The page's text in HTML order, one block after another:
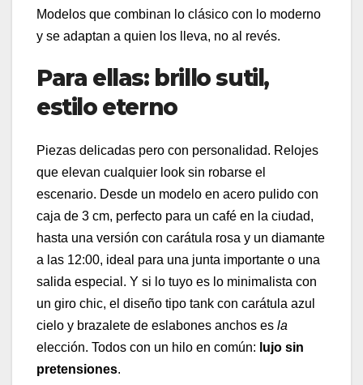
Modelos que combinan lo clásico con lo moderno
y se adaptan a quien los lleva, no al revés.
Para ellas: brillo sutil,
estilo eterno
Piezas delicadas pero con personalidad. Relojes
que elevan cualquier look sin robarse el
escenario. Desde un modelo en acero pulido con
caja de 3 cm, perfecto para un café en la ciudad,
hasta una versión con carátula rosa y un diamante
a las 12:00, ideal para una junta importante o una
salida especial. Y si lo tuyo es lo minimalista con
un giro chic, el diseño tipo tank con carátula azul
cielo y brazalete de eslabones anchos es la
elección. Todos con un hilo en común: lujo sin
pretensiones.